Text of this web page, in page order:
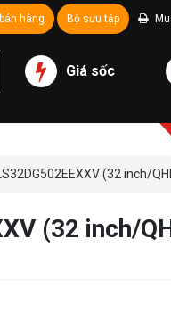
hàng Bộ sưu tập
Giá sốc
(32 inch/
(32 inch/